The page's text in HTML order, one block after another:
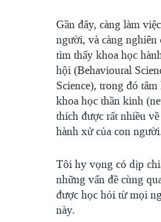
Gần đây, càng làm
người, và càng
tìm thấy khoa học
hội (Behavioural
Science), trong đó
khoa học thần kinh
thích được rất nhiều
hành xử của con
Tôi hy vọng có dịp
những vấn đề cùng
được học hỏi từ mọi
này.